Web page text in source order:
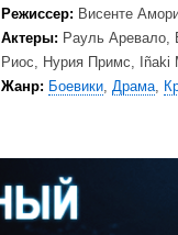
Режиссер: Висенте
Актеры: Рауль Аревало,
Риос, Нурия Примс, Iñaki
Жанр: Боевики, Драма,